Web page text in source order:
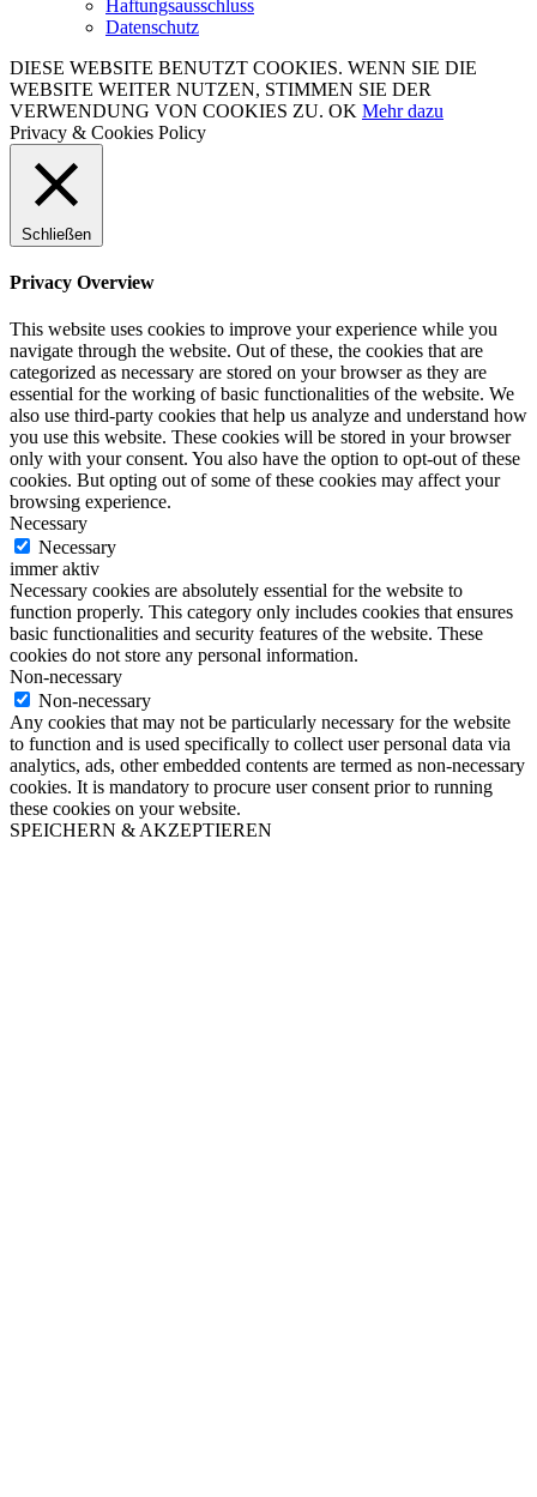
Haftungsausschluss
Datenschutz
DIESE WEBSITE BENUTZT COOKIES. WENN SIE DIE
WEBSITE WEITER NUTZEN, STIMMEN SIE DER
VERWENDUNG VON COOKIES ZU. OK Mehr dazu
Privacy & Cookies Policy
Schließen
Privacy Overview
This website uses cookies to improve your experience while you
navigate through the website. Out of these, the cookies that are
categorized as necessary are stored on your browser as they are
essential for the working of basic functionalities of the website. We
also use third-party cookies that help us analyze and understand how
you use this website. These cookies will be stored in your browser
only with your consent. You also have the option to opt-out of these
cookies. But opting out of some of these cookies may affect your
browsing experience.
Necessary
Necessary
immer aktiv
Necessary cookies are absolutely essential for the website to
function properly. This category only includes cookies that ensures
basic functionalities and security features of the website. These
cookies do not store any personal information.
Non-necessary
Non-necessary
Any cookies that may not be particularly necessary for the website
to function and is used specifically to collect user personal data via
analytics, ads, other embedded contents are termed as non-necessary
cookies. It is mandatory to procure user consent prior to running
these cookies on your website.
SPEICHERN & AKZEPTIEREN